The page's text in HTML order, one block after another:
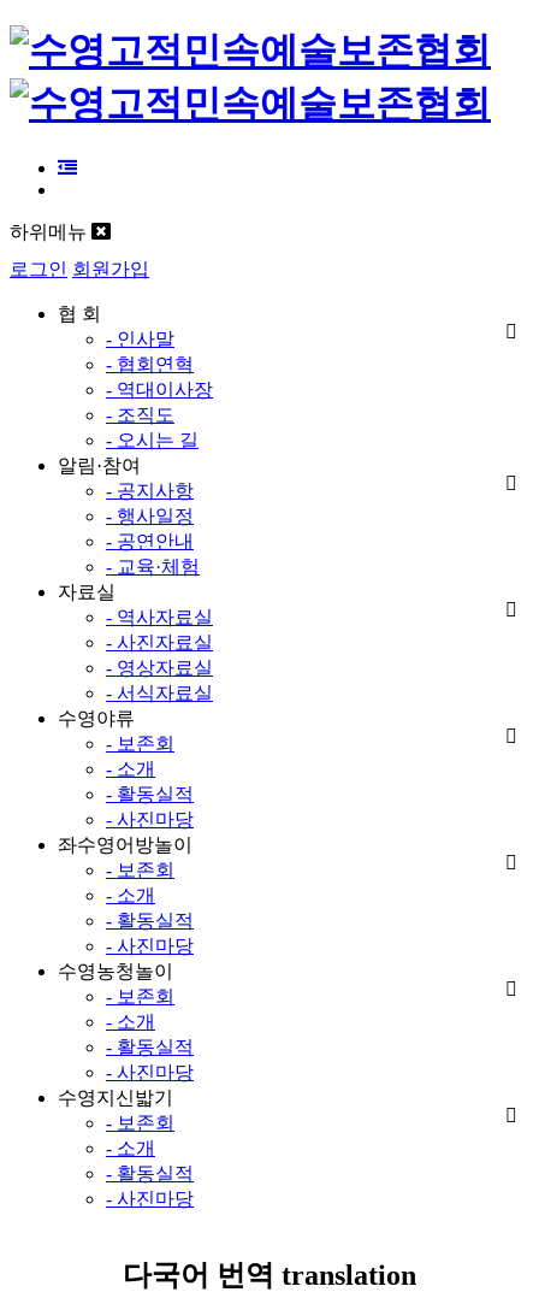
하위메뉴
로그인 회원가입
협 회
- 인사말
- 협회연혁
- 역대이사장
- 조직도
- 오시는 길
알림·참여
- 공지사항
- 행사일정
- 공연안내
- 교육·체험
자료실
- 역사자료실
- 사진자료실
- 영상자료실
- 서식자료실
수영야류
- 보존회
- 소개
- 활동실적
- 사진마당
좌수영어방놀이
- 보존회
- 소개
- 활동실적
- 사진마당
수영농청놀이
- 보존회
- 소개
- 활동실적
- 사진마당
수영지신밟기
- 보존회
- 소개
- 활동실적
- 사진마당
다국어 번역 translation